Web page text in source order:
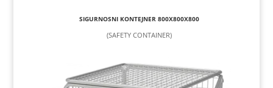
SIGURNOSNI KONTEJNER 800X800X800
(SAFETY CONTAINER)